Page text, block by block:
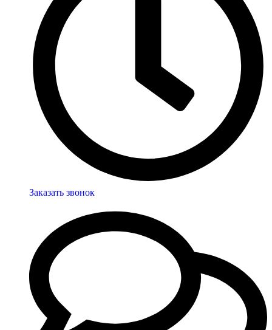
Заказать звонок